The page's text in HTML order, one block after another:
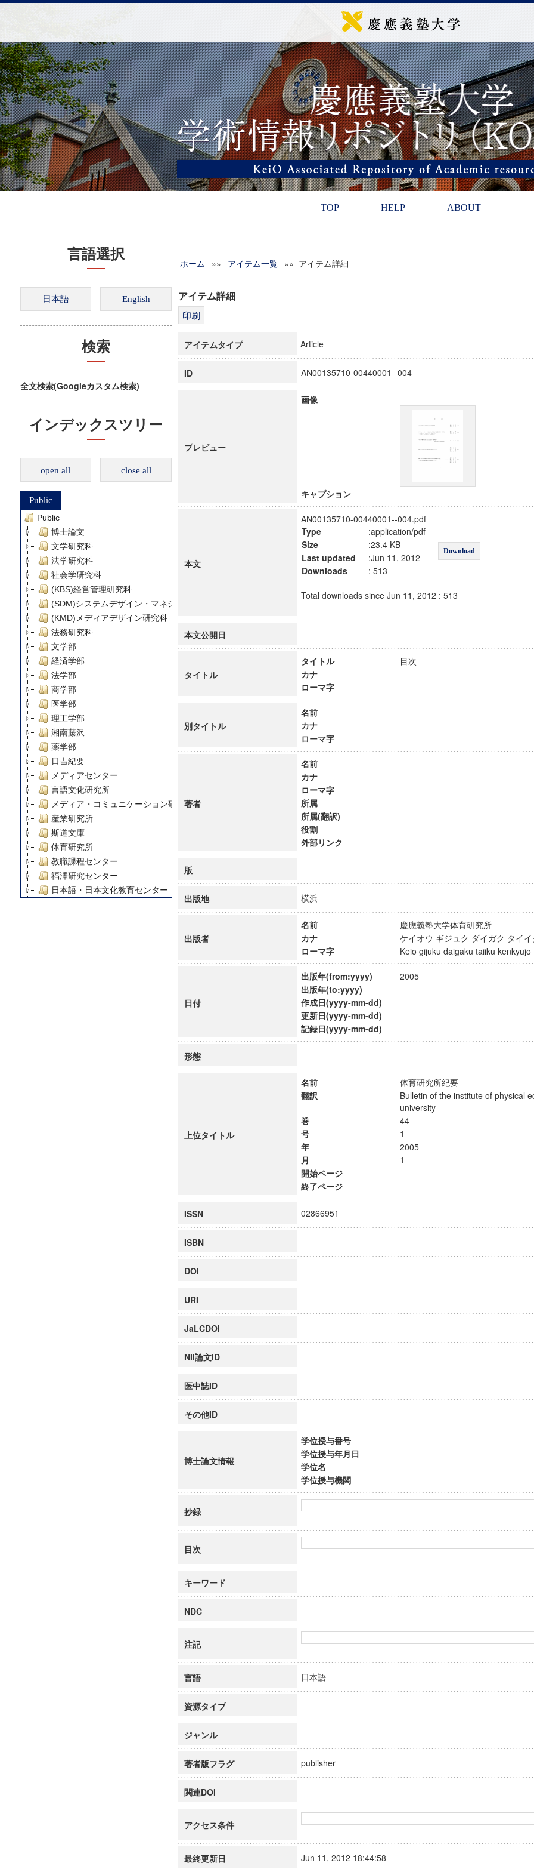
TOP HELP ABOUT
言語選択
検索
全文検索(Googleカスタム検索)
インデックスツリー
open all close all
Public
Public
博士論文
文学研究科
法学研究科
社会学研究科
(KBS)経営管理研究科
(SDM)システムデザイン・マネジメント研究科
(KMD)メディアデザイン研究科
法務研究科
文学部
経済学部
法学部
商学部
医学部
理工学部
湘南藤沢
薬学部
日吉紀要
メディアセンター
言語文化研究所
メディア・コミュニケーション研究所
産業研究所
斯道文庫
体育研究所
教職課程センター
福澤研究センター
日本語・日本文化教育センター
デジタルメディア・コンテンツ統合研究センター
慶應義塾大学グローバルCOEプログラム市民社会ガバナンス教育研究センター
慶應義塾大学グローバルCOEプログラム論理と感性の先端的教育研究拠点
博士課程教育リーディングプログラム「超成熟社会発展のサイエンス」
ホーム »» アイテム一覧 »» アイテム詳細
アイテム詳細
アイテムタイプ Article
ID AN00135710-00440001--004
プレビュー
画像
キャプション
本文
AN00135710-00440001--004.pdf
Type
:application/pdf
Download
Size
:23.4 KB
Last updated
:Jun 11, 2012
Downloads
: 513
Total downloads since Jun 11, 2012 : 513
本文公開日
タイトル
タイトル
目次
カナ
ローマ字
別タイトル
名前
カナ
ローマ字
著者
名前
カナ
ローマ字
所属
所属(翻訳)
役割
外部リンク
版
出版地 横浜
出版者
名前
慶應義塾大学体育研究所
カナ
ケイオウ ギジュク ダイガク タイ
ローマ字
Keio gijuku daigaku taiiku
日付
出版年(from:yyyy)
2005
出版年(to:yyyy)
作成日(yyyy-mm-dd)
更新日(yyyy-mm-dd)
記録日(yyyy-mm-dd)
形態
上位タイトル
名前
体育研究所紀要
翻訳
Bulletin of the institute of physical
university
巻
44
号
1
年
2005
月
1
開始ページ
終了ページ
ISSN 02866951
ISBN
DOI
URI
JaLCDOI
NII論文ID
医中誌ID
その他ID
博士論文情報
学位授与番号
学位授与年月日
学位名
学位授与機関
抄録
目次
キーワード
NDC
注記
言語 日本語
資源タイプ
ジャンル
著者版フラグ publisher
関連DOI
アクセス条件
最終更新日 Jun 11, 2012 18:44:58